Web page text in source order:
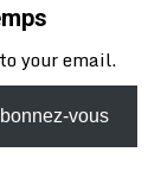
your email.
vous